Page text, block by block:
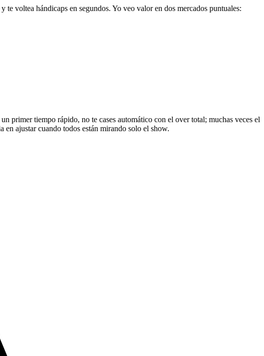
voltea hándicaps en segundos. Yo veo valor en dos mercados puntuales:
primer tiempo rápido, no te cases automático con el over total; muchas veces el
en ajustar cuando todos están mirando solo el show.